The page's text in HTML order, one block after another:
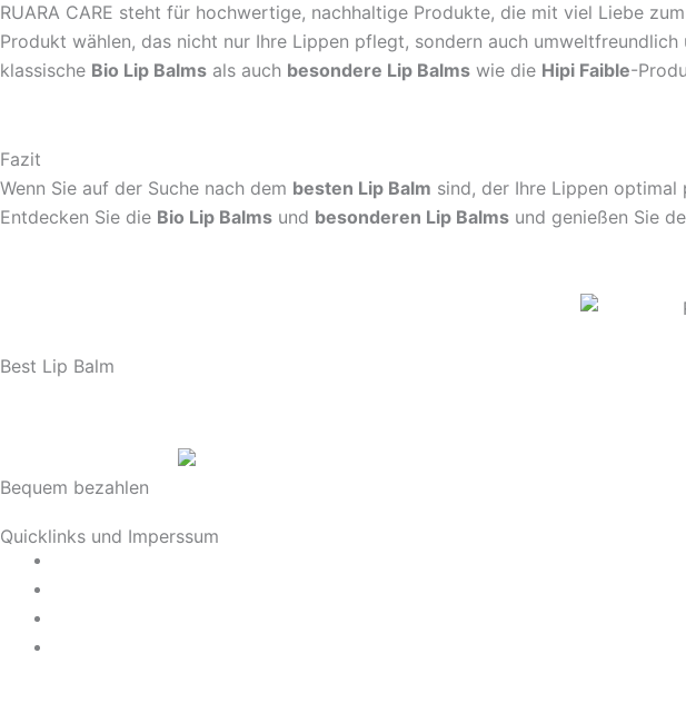
RUARA CARE steht für hochwertige, nachhaltige Produkte, die mit viel Liebe
Produkt wählen, das nicht nur Ihre Lippen pflegt, sondern auch
klassische Bio Lip Balms als auch besondere Lip Balms wie die Hipi Faible-
Fazit
Wenn Sie auf der Suche nach dem besten Lip Balm sind, der Ihre Lippen
Entdecken Sie die Bio Lip Balms und besonderen Lip Balms und genießen Sie
Best Lip Balm
Bequem bezahlen
Quicklinks und Imperssum